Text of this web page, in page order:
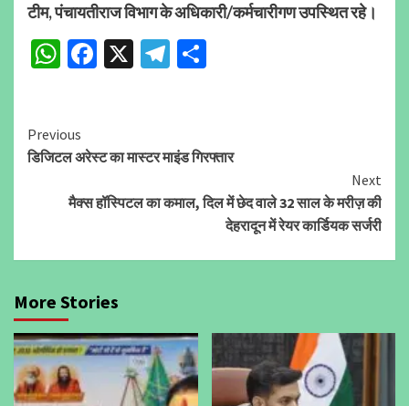
टीम, पंचायतीराज विभाग के अधिकारी/कर्मचारीगण उपस्थित रहे।
WhatsApp
Facebook
X Telegram
Continue
Reading
Previous
डिजिटल अरेस्ट का मास्टर माइंड गिरफ्तार
Next
मैक्स हॉस्पिटल का कमाल, दिल में छेद वाले 32 साल के मरीज़ की
देहरादून में रेयर कार्डियक सर्जरी
More Stories